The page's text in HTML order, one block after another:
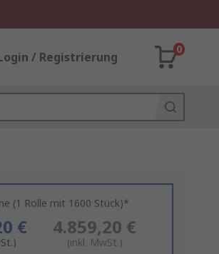
/ Registrierung
0
(1 Rolle mit 1600 Stück)*
€ 4.859,20 €
(inkl. MwSt.)